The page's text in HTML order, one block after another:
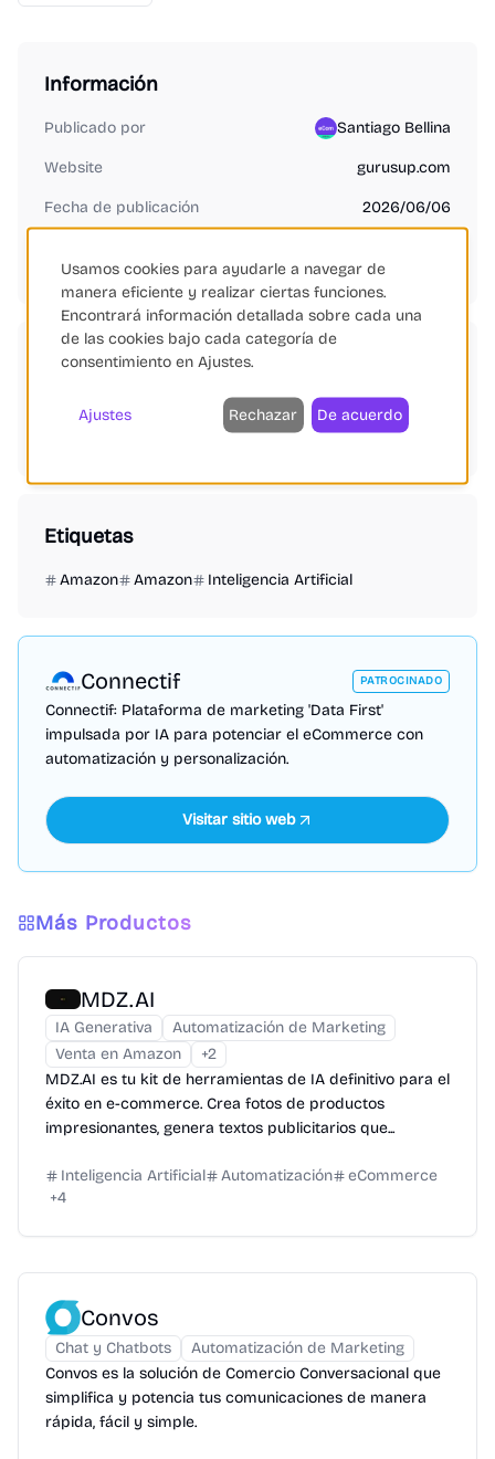
Información
Publicado por Santiago Bellina
Website gurusup.com
Fecha de publicación 2026/06/06
¿Es tu producto o empresa? Reclamar ficha gratis
Categorías
Chat y Chatbots
Fidelización de Clientes
Automatización de Marketing
Etiquetas
Amazon Amazon Inteligencia Artificial
Connectif PATROCINADO
Connectif: Plataforma de marketing 'Data First'
impulsada por IA para potenciar el eCommerce con
automatización y personalización.
Visitar sitio web
Más Productos
MDZ.AI
IA Generativa
Automatización de Marketing
Venta en Amazon
+2
MDZ.AI es tu kit de herramientas de IA definitivo para el
éxito en e-commerce. Crea fotos de productos
impresionantes, genera textos publicitarios que...
Inteligencia Artificial Automatización
eCommerce
+4
Convos
Chat y Chatbots
Automatización de Marketing
Convos es la solución de Comercio Conversacional que
simplifica y potencia tus comunicaciones de manera
rápida, fácil y simple.
Usamos cookies para ayudarle a navegar de
manera eficiente y realizar ciertas funciones.
Encontrará información detallada sobre cada una
de las cookies bajo cada categoría de
consentimiento en Ajustes.
Ajustes Rechazar De acuerdo